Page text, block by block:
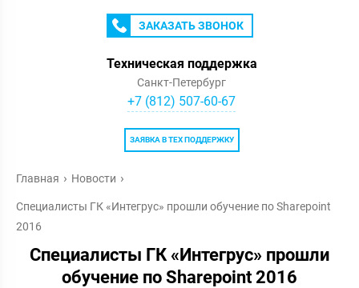
ЗАКАЗАТЬ ЗВОНОК
Техническая поддержка
Санкт-Петербург
+7 (812) 507-60-67
ЗАЯВКА В ТЕХ ПОДДЕРЖКУ
Главная Новости
Специалисты ГК «Интегрус» прошли обучение по Sharepoint
2016
Специалисты ГК «Интегрус» прошли
обучение по Sharepoint 2016